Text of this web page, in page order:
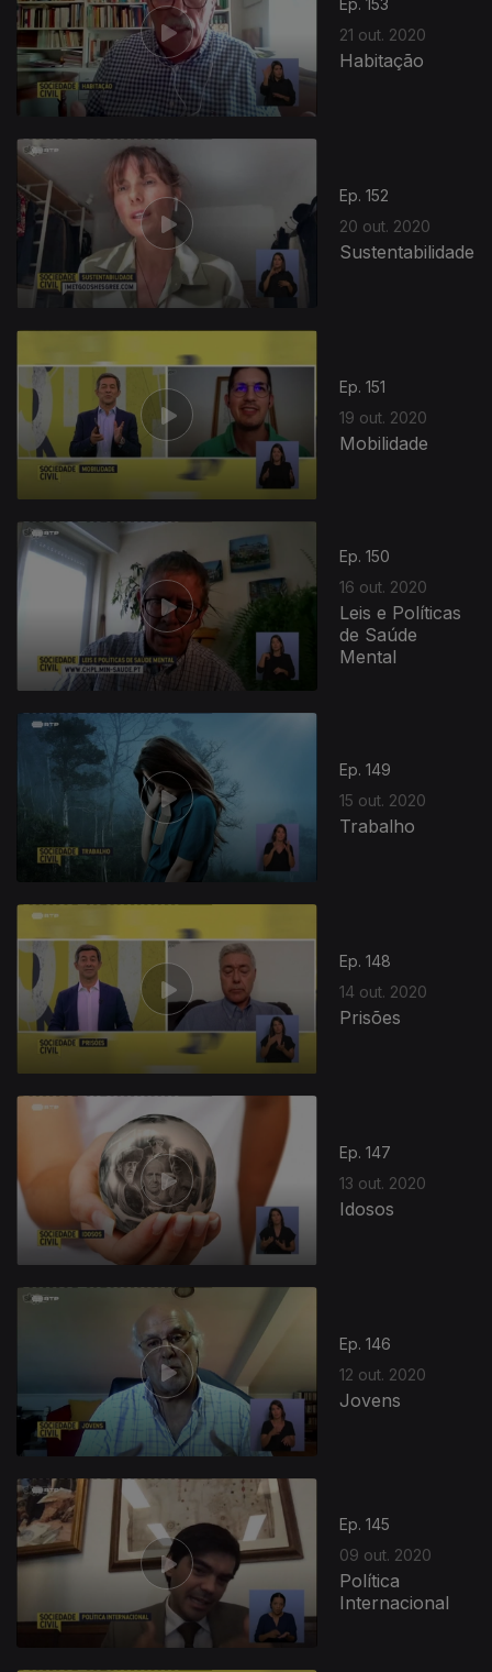
21 out. 2020
Habitação
Ep. 152
20 out. 2020
Sustentabilidade
Ep. 151
19 out. 2020
Mobilidade
Ep. 150
16 out. 2020
Leis e Políticas
de Saúde
Mental
Ep. 149
15 out. 2020
Trabalho
Ep. 148
14 out. 2020
Prisões
Ep. 147
13 out. 2020
Idosos
Ep. 146
12 out. 2020
Jovens
Ep. 145
09 out. 2020
Política
Internacional